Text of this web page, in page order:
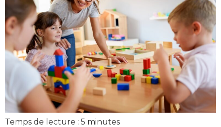
Temps de lecture : 5 minutes